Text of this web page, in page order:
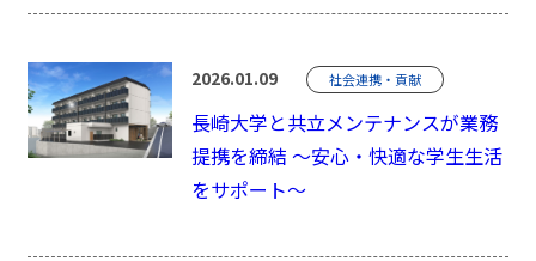
2026.01.09 社会連携・貢献
長崎大学と共立メンテナンスが業務
提携を締結 ～安心・快適な学生生活
をサポート～